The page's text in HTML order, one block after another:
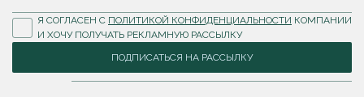
Я СОГЛАСЕН С ПОЛИТИКОЙ КОНФИДЕНЦИАЛЬНОСТИ КОМПАНИИ
И ХОЧУ ПОЛУЧАТЬ РЕКЛАМНУЮ РАССЫЛКУ
ПОДПИСАТЬСЯ НА РАССЫЛКУ